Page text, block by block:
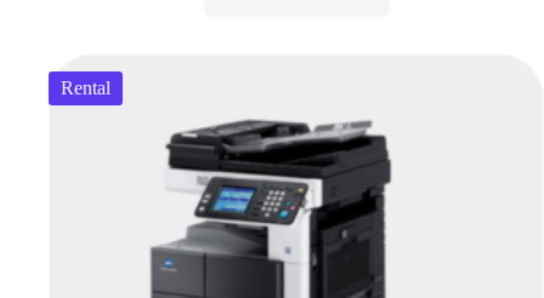
Rental